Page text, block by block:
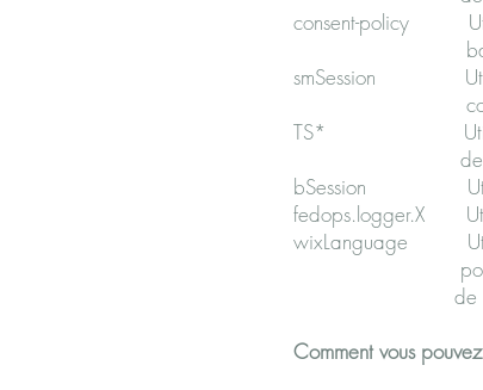
consent-policy
smSession Utilisé
TS* Utilisé pour
de lutte
bSession
wixLanguage
pour
de
Comment vous